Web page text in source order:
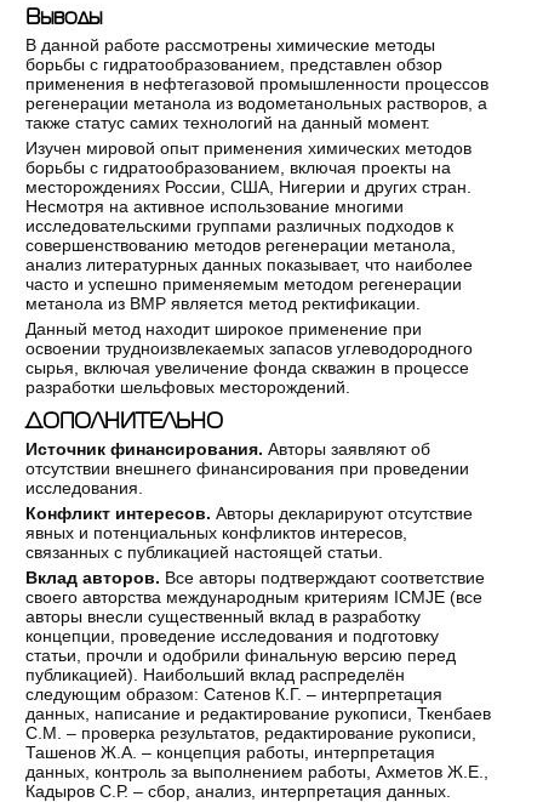
Выводы
В данной работе рассмотрены химические методы
борьбы с гидратообразованием, представлен обзор
применения в нефтегазовой промышленности процессов
регенерации метанола из водометанольных растворов, а
также статус самих технологий на данный момент.
Изучен мировой опыт применения химических методов
борьбы с гидратообразованием, включая проекты на
месторождениях России, США, Нигерии и других стран.
Несмотря на активное использование многими
исследовательскими группами различных подходов к
совершенствованию методов регенерации метанола,
анализ литературных данных показывает, что наиболее
часто и успешно применяемым методом регенерации
метанола из ВМР является метод ректификации.
Данный метод находит широкое применение при
освоении трудноизвлекаемых запасов углеводородного
сырья, включая увеличение фонда скважин в процессе
разработки шельфовых месторождений.
ДОПОЛНИТЕЛЬНО
Источник финансирования. Авторы заявляют об
отсутствии внешнего финансирования при проведении
исследования.
Конфликт интересов.Авторы декларируют отсутствие
явных и потенциальных конфликтов интересов,
связанных с публикацией настоящей статьи.
Вклад авторов. Все авторы подтверждают соответствие
своего авторства международным критериям ICMJE (все
авторы внесли существенный вклад в разработку
концепции, проведение исследования и подготовку
статьи, прочли и одобрили финальную версию перед
публикацией). Наибольший вклад распределён
следующим образом: Сатенов К.Г. – интерпретация
данных, написание и редактирование рукописи, Ткенбаев
С.М. – проверка результатов, редактирование рукописи,
Ташенов Ж.А. – концепция работы, интерпретация
данных, контроль за выполнением работы, Ахметов Ж.Е.,
Кадыров С.Р. – сбор, анализ, интерпретация данных.